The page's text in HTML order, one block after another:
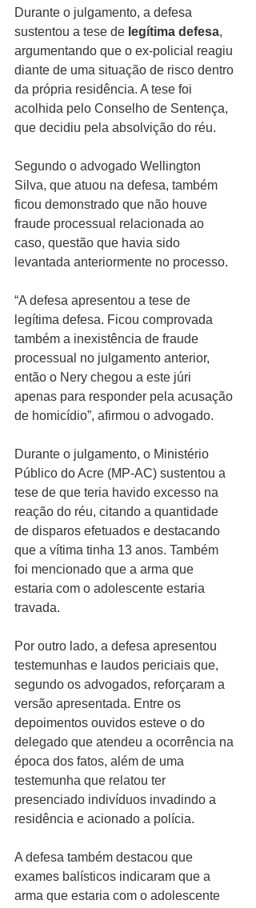
Durante o julgamento, a defesa
sustentou a tese de legítima defesa,
argumentando que o ex-policial reagiu
diante de uma situação de risco dentro
da própria residência. A tese foi
acolhida pelo Conselho de Sentença,
que decidiu pela absolvição do réu.
Segundo o advogado Wellington
Silva, que atuou na defesa, também
ficou demonstrado que não houve
fraude processual relacionada ao
caso, questão que havia sido
levantada anteriormente no processo.
“A defesa apresentou a tese de
legítima defesa. Ficou comprovada
também a inexistência de fraude
processual no julgamento anterior,
então o Nery chegou a este júri
apenas para responder pela acusação
de homicídio”, afirmou o advogado.
Durante o julgamento, o Ministério
Público do Acre (MP-AC) sustentou a
tese de que teria havido excesso na
reação do réu, citando a quantidade
de disparos efetuados e destacando
que a vítima tinha 13 anos. Também
foi mencionado que a arma que
estaria com o adolescente estaria
travada.
Por outro lado, a defesa apresentou
testemunhas e laudos periciais que,
segundo os advogados, reforçaram a
versão apresentada. Entre os
depoimentos ouvidos esteve o do
delegado que atendeu a ocorrência na
época dos fatos, além de uma
testemunha que relatou ter
presenciado indivíduos invadindo a
residência e acionado a polícia.
A defesa também destacou que
exames balísticos indicaram que a
arma que estaria com o adolescente